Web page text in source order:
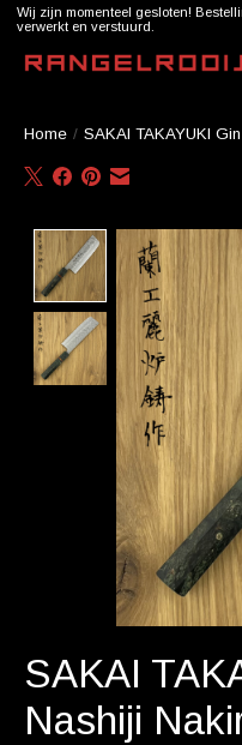
Wij zijn momenteel gesloten!
verwerkt en verstuurd.
Home / SAKAI TAKAYUKI
Product
SAKAI
Nashiji